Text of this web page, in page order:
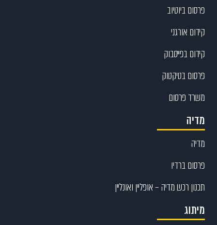
פרסום ביוטיוב
קידום אורגני
קידום בפייסבוק
פרסום בטיקטוק
משרד פרסום
מדיה
מדיה
פרסום ברדיו
תכנון רכש מדיה – אופליין ואונליין
מיתוג